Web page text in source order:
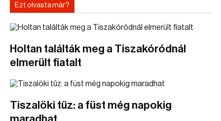
Ezt olvasta már?
Holtan találták meg a Tiszakóródnál
elmerült fiatalt
Tiszalöki tűz: a füst még napokig